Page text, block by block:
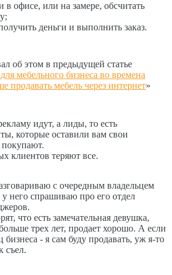
офисе, или на замере, обсчитать
деньги и выполнить заказ.
об этом в предыдущей статье
мебельного бизнеса во времена
продавать мебель через интернет»
идут, а лиды, то есть
которые оставили вам свои
клиентов теряют все.
с очередным владельцем
у него спрашиваю про его отдел
что есть замечательная девушка,
трех лет, продает хорошо. А если
бизнеса - я сам буду продавать, уж я-то
съел.